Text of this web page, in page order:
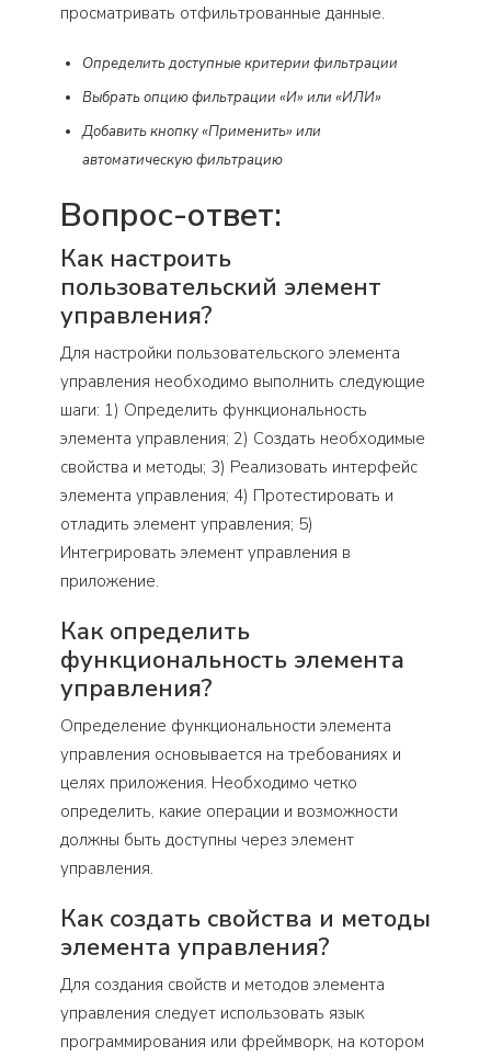
просматривать отфильтрованные данные.
Определить доступные критерии фильтрации
Выбрать опцию фильтрации «И» или «ИЛИ»
Добавить кнопку «Применить» или
автоматическую фильтрацию
Вопрос-ответ:
Как настроить
пользовательский элемент
управления?
Для настройки пользовательского элемента
управления необходимо выполнить следующие
шаги: 1) Определить функциональность
элемента управления; 2) Создать необходимые
свойства и методы; 3) Реализовать интерфейс
элемента управления; 4) Протестировать и
отладить элемент управления; 5)
Интегрировать элемент управления в
приложение.
Как определить
функциональность элемента
управления?
Определение функциональности элемента
управления основывается на требованиях и
целях приложения. Необходимо четко
определить, какие операции и возможности
должны быть доступны через элемент
управления.
Как создать свойства и методы
элемента управления?
Для создания свойств и методов элемента
управления следует использовать язык
программирования или фреймворк, на котором